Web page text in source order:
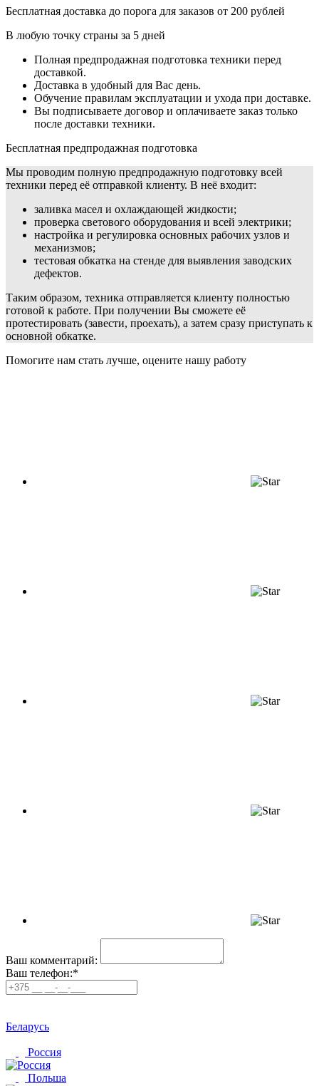
Бесплатная доставка до порога для заказов от 200 рублей
В любую точку страны за 5 дней
Полная предпродажная подготовка техники перед
доставкой.
Доставка в удобный для Вас день.
Обучение правилам эксплуатации и ухода при доставке.
Вы подписываете договор и оплачиваете заказ только
после доставки техники.
Бесплатная предпродажная подготовка
Мы проводим полную предпродажную подготовку всей
техники перед её отправкой клиенту. В неё входит:
заливка масел и охлаждающей жидкости;
проверка светового оборудования и всей электрики;
настройка и регулировка основных рабочих узлов и
механизмов;
тестовая обкатка на стенде для выявления заводских
дефектов.
Таким образом, техника отправляется клиенту полностью
готовой к работе. При получении Вы сможете её
протестировать (завести, проехать), а затем сразу приступать к
основной обкатке.
Помогите нам стать лучше, оцените нашу работу
Ваш комментарий:
Ваш телефон:*
Беларусь
Россия
Польша